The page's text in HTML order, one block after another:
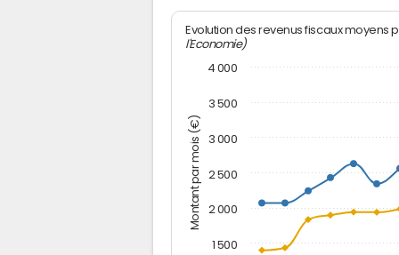
Montant par mois (€)
Evolution des revenus fiscaux moyens
l'Economie)
1 500
2 000
2 500
3 000
3 500
4 000